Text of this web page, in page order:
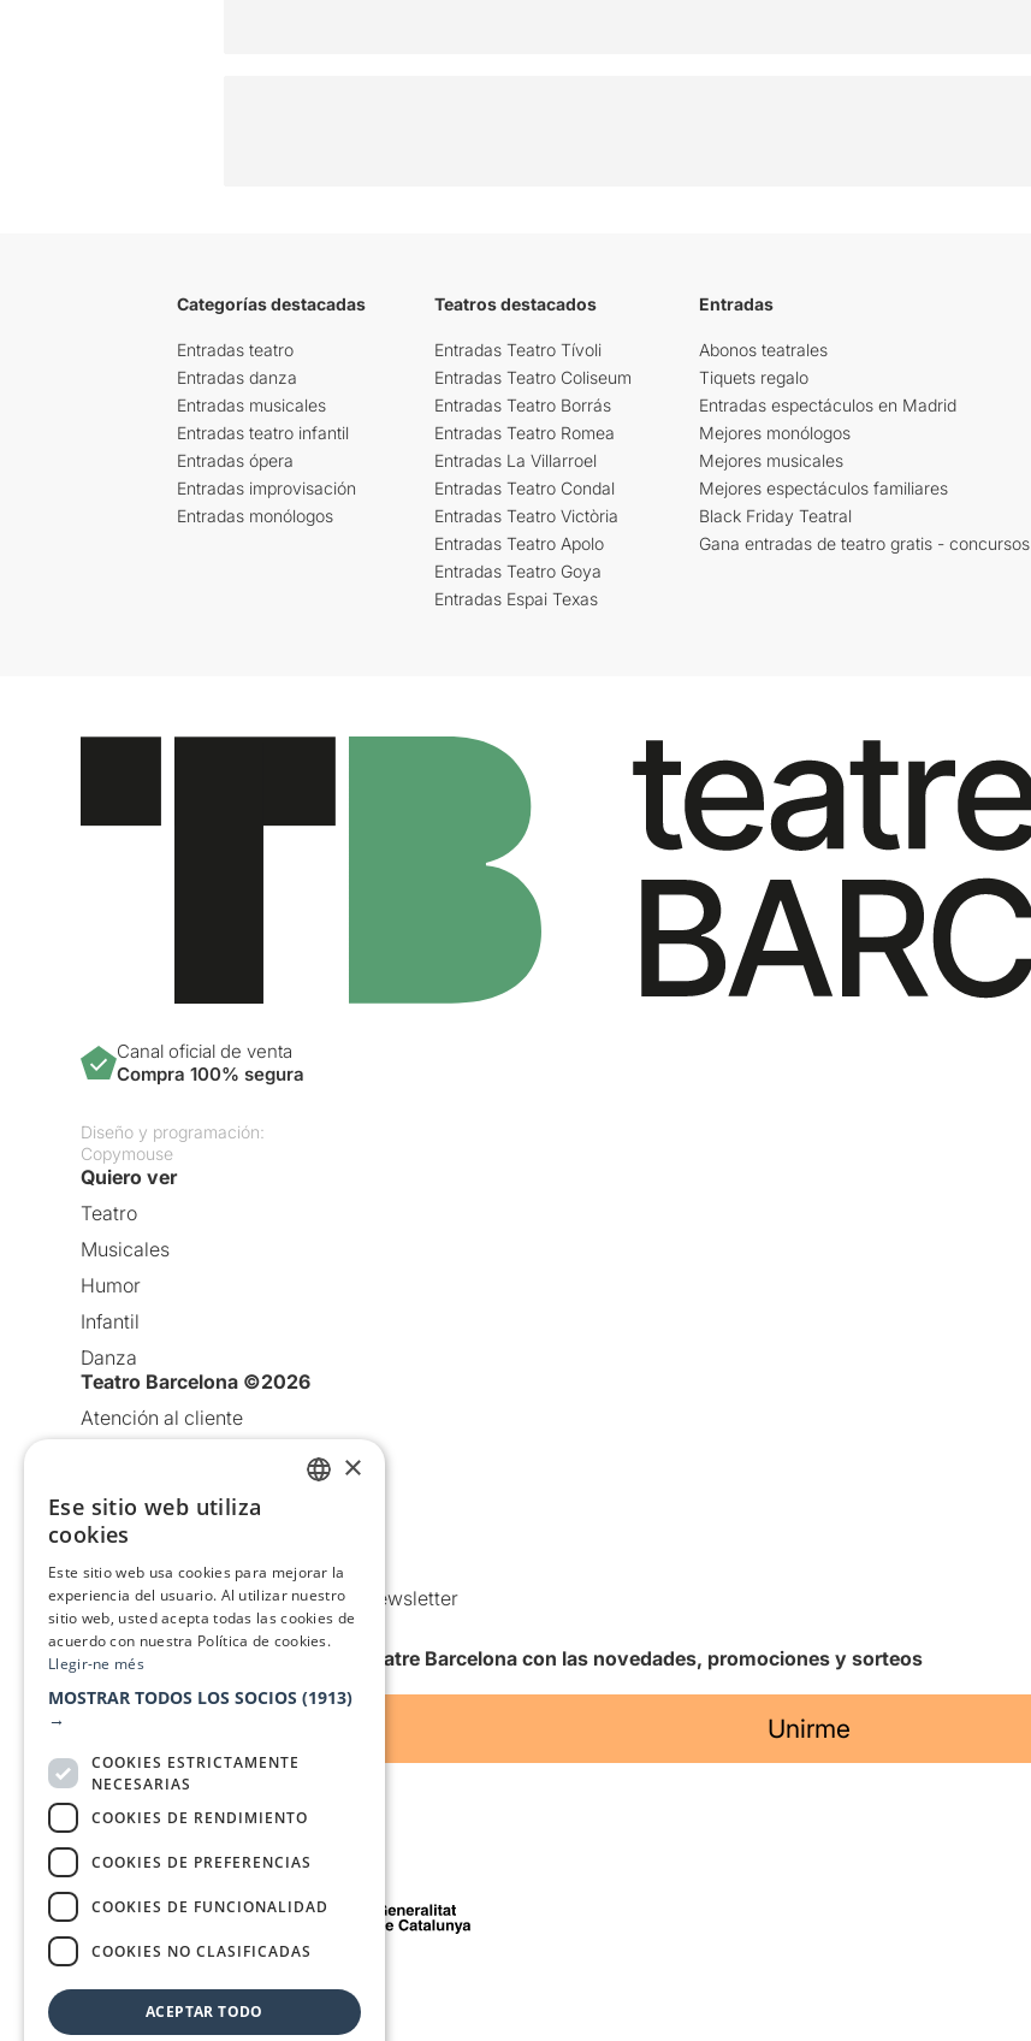
Categorías destacadas
Entradas teatro
Entradas danza
Entradas musicales
Entradas teatro infantil
Entradas ópera
Entradas improvisación
Entradas monólogos
Teatros destacados
Entradas Teatro Tívoli
Entradas Teatro Coliseum
Entradas Teatro Borrás
Entradas Teatro Romea
Entradas La Villarroel
Entradas Teatro Condal
Entradas Teatro Victòria
Entradas Teatro Apolo
Entradas Teatro Goya
Entradas Espai Texas
Entradas
Abonos teatrales
Tiquets regalo
Entradas espectáculos en Madrid
Mejores monólogos
Mejores musicales
Mejores espectáculos familiares
Black Friday Teatral
Gana entradas de teatro gratis - concursos
Canal oficial de venta
Compra 100% segura
Diseño y programación:
Copymouse
Quiero ver
Teatro
Musicales
Humor
Infantil
Danza
Teatro Barcelona ©2026
Atención al cliente
Política de Cookies
Condiciones de uso
Comunicaciones comerciales y Newsletter
Anuncia’t
Quiero recibir la newsletter de Teatre Barcelona con las novedades, promociones y sorteos
Unirme
Con el apoyo de
Medio de comunicación asociado a
×
Ese sitio web utiliza
cookies
Este sitio web usa cookies para mejorar la
experiencia del usuario. Al utilizar nuestro
sitio web, usted acepta todas las cookies de
acuerdo con nuestra Política de cookies.
Llegir-ne més
MOSTRAR TODOS LOS SOCIOS (1913)
→
COOKIES ESTRICTAMENTE
NECESARIAS
COOKIES DE RENDIMIENTO
COOKIES DE PREFERENCIAS
COOKIES DE FUNCIONALIDAD
COOKIES NO CLASIFICADAS
ACEPTAR TODO